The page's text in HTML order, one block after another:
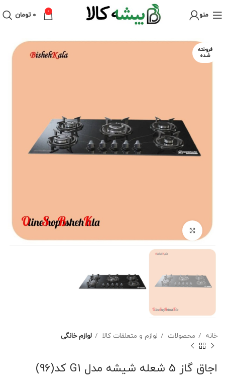
منو 0 ۰ تومان
فروخته
شده
خانه محصولات لوازم و متعلقات کالا لوازم خانگی
اجاق گاز 5 شعله شیشه مدل G1 کد(96)